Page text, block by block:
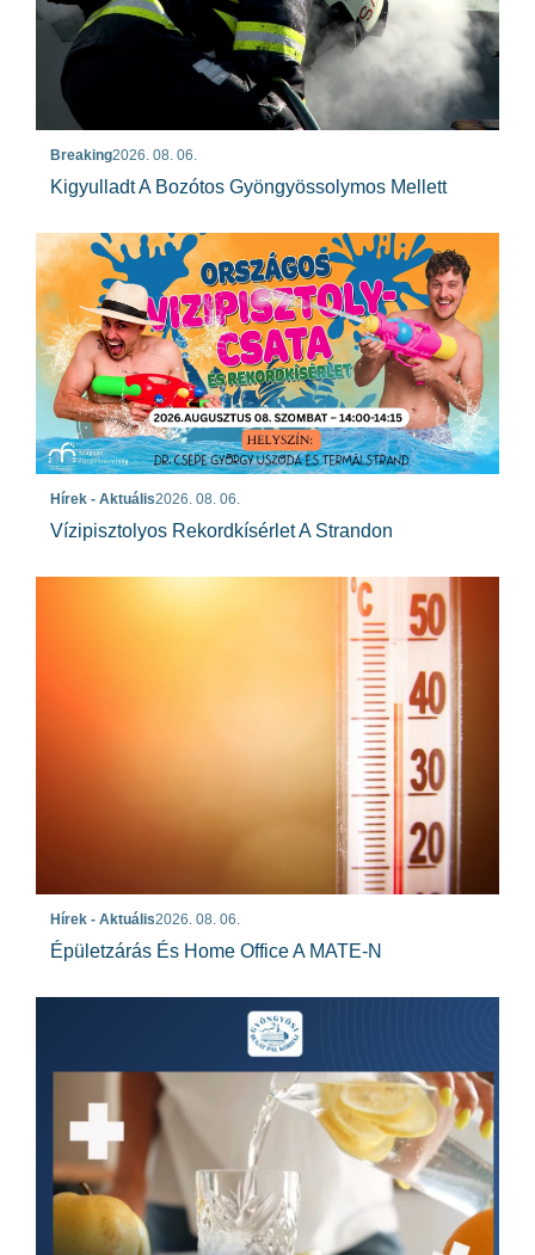
Breaking2026. 08. 06.
Kigyulladt A Bozótos Gyöngyössolymos Mellett
Hírek - Aktuális2026. 08. 06.
Vízipisztolyos Rekordkísérlet A Strandon
Hírek - Aktuális2026. 08. 06.
Épületzárás És Home Office A MATE-N